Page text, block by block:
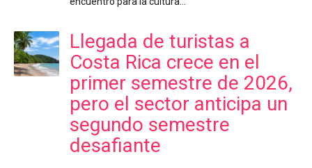
Llegada de turistas a
Costa Rica crece en el
primer semestre de 2026,
pero el sector anticipa un
segundo semestre
desafiante